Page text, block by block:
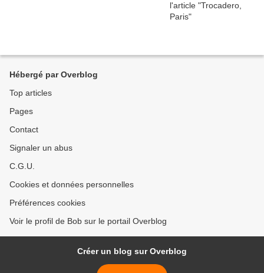
Hébergé par Overblog
Top articles
Pages
Contact
Signaler un abus
C.G.U.
Cookies et données personnelles
Préférences cookies
Voir le profil de Bob sur le portail Overblog
Créer un blog sur Overblog